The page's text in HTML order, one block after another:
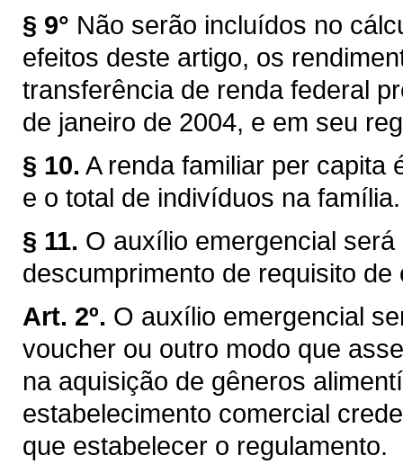
§ 9° Não serão incluídos no
efeitos deste artigo, os
transferência de renda federal
de janeiro de 2004, e em seu
§ 10. A renda familiar per capita
e o total de indivíduos na família.
§ 11. O auxílio emergencial
descumprimento de requisito
Art. 2º. O auxílio emergencial
voucher ou outro modo que
na aquisição de gêneros
estabelecimento comercial
que estabelecer o regulamento.